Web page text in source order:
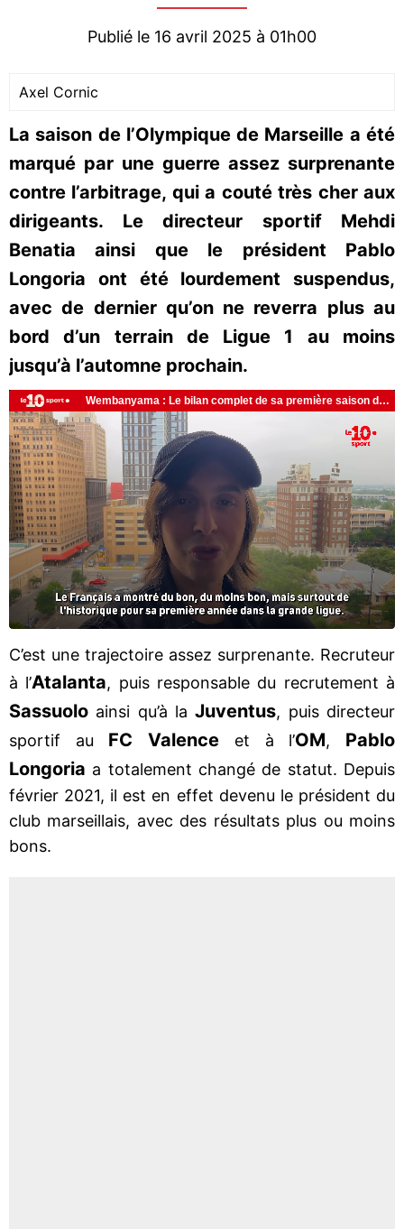
Publié le 16 avril 2025 à 01h00
Axel Cornic
La saison de l’Olympique de Marseille a été
marqué par une guerre assez surprenante
contre l’arbitrage, qui a couté très cher aux
dirigeants. Le directeur sportif Mehdi
Benatia ainsi que le président Pablo
Longoria ont été lourdement suspendus,
avec de dernier qu’on ne reverra plus au
bord d’un terrain de Ligue 1 au moins
jusqu’à l’automne prochain.
C’est une trajectoire assez surprenante. Recruteur
à l’Atalanta, puis responsable du recrutement à
Sassuolo ainsi qu’à laJuventus, puis directeur
sportif au FC Valence et à l’OM, Pablo
Longoria a totalement changé de statut. Depuis
février 2021, il est en effet devenu le président du
club marseillais, avec des résultats plus ou moins
bons.